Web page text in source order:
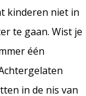
kinderen niet in
te gaan. Wist je
één
in de nis van